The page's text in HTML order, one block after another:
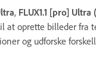
, FLUX1.1 [pro] Ultra
at oprette billeder fra
og udforske